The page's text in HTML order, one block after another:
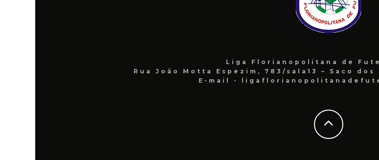
Liga Florianopolitana de
Rua João Motta Espezim, 783/sala13 – Saco
E-mail -